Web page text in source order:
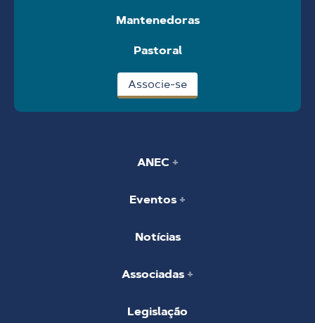
Mantenedoras
Pastoral
Associe-se
ANEC
Eventos
Notícias
Associadas
Legislação